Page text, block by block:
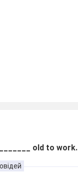
old to work.